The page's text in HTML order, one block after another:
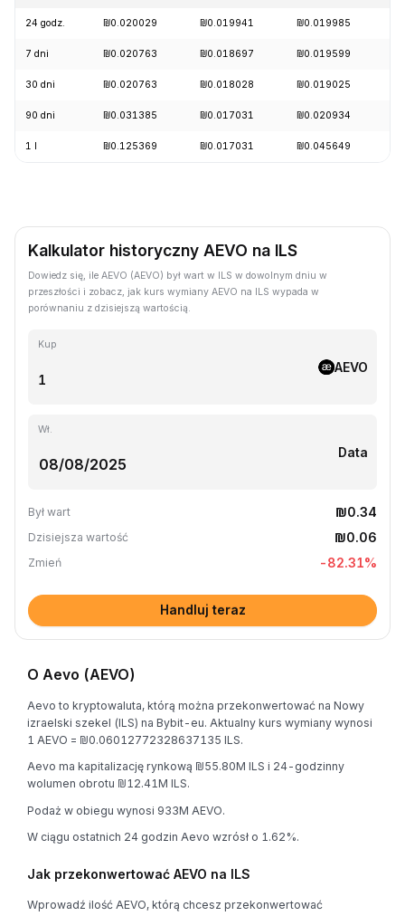
24 godz. ₪0.020029 ₪0.019941 ₪0.019985
7 dni ₪0.020763 ₪0.018697 ₪0.019599
30 dni ₪0.020763 ₪0.018028 ₪0.019025
90 dni ₪0.031385 ₪0.017031 ₪0.020934
1 l ₪0.125369 ₪0.017031 ₪0.045649
Kalkulator historyczny AEVO na ILS
Dowiedz się, ile AEVO (AEVO) był wart w ILS w dowolnym dniu w
przeszłości i zobacz, jak kurs wymiany AEVO na ILS wypada w
porównaniu z dzisiejszą wartością.
Kup
AEVO
Wł.
Data
Był wart ₪0.34
Dzisiejsza wartość ₪0.06
Zmień -82.31%
Handluj teraz
O Aevo (AEVO)
Aevo to kryptowaluta, którą można przekonwertować na Nowy
izraelski szekel (ILS) na Bybit-eu. Aktualny kurs wymiany wynosi
1 AEVO = ₪0.06012772328637135 ILS.
Aevo ma kapitalizację rynkową ₪55.80M ILS i 24-godzinny
wolumen obrotu ₪12.41M ILS.
Podaż w obiegu wynosi 933M AEVO.
W ciągu ostatnich 24 godzin Aevo wzrósł o 1.62%.
Jak przekonwertować AEVO na ILS
Wprowadź ilość AEVO, którą chcesz przekonwertować